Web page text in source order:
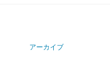
アーカイブ